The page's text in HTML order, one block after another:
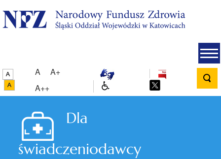
A
A+
A++
Dla
świadczeniodawcy